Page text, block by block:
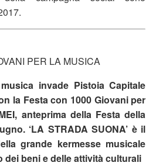
PER LA MUSICA
invade Pistoia Capitale
la Festa con 1000 Giovani per
anteprima della Festa della
‘LA STRADA SUONA’ è il
grande kermesse musicale
dei beni e delle attività culturali